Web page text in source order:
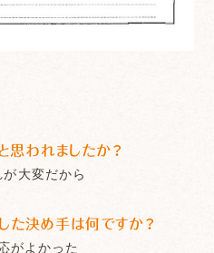
思われましたか？
大変だから
た決め手は何ですか？
がよかった